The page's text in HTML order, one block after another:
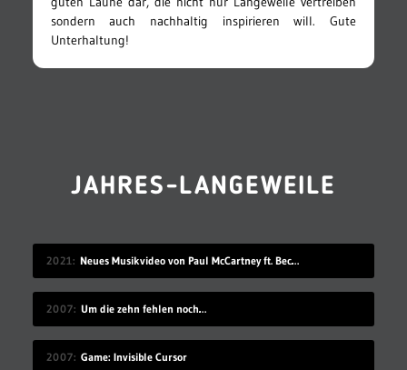
sondern auch nachhaltig inspirieren will. Gute
Unterhaltung!
JAHRES-LANGEWEILE
2021 Neues Musikvideo von Paul McCartney ft. Beck: „Find My Way“
2007 Um die zehn fehlen noch…
2007 Game: Invisible Cursor